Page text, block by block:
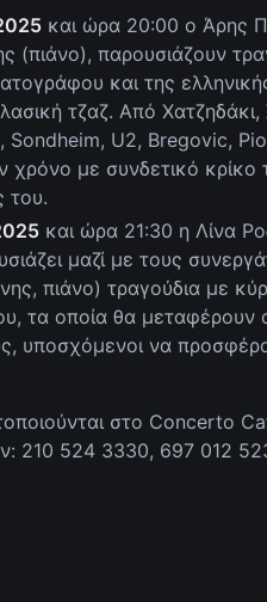
και ώρα 20:00 ο Άρης
(πιάνο), παρουσιάζουν
και της
τζαζ. Από
Sondheim, U2, Bregovic,
χρόνο με συνδετικό κρίκο
του.
και ώρα 21:30 η Λίνα
μαζί με τους
πιάνο) τραγούδια με
τα οποία θα μεταφέρουν
υποσχόμενοι να
στο Concerto
210 524 3330, 697 012